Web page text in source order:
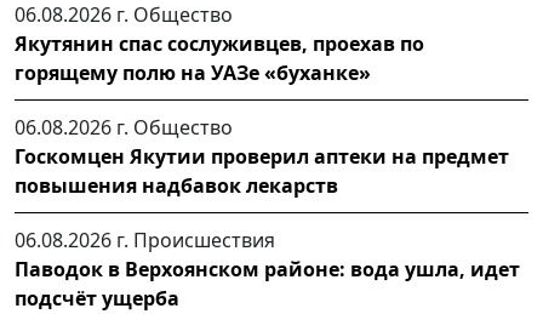
06.08.2026 г. Общество
Якутянин спас сослуживцев, проехав по
горящему полю на УАЗе «буханке»
06.08.2026 г. Общество
Госкомцен Якутии проверил аптеки на предмет
повышения надбавок лекарств
06.08.2026 г. Происшествия
Паводок в Верхоянском районе: вода ушла, идет
подсчёт ущерба